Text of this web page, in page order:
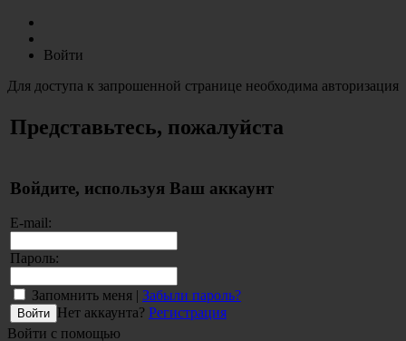
Войти
Для доступа к запрошенной странице необходима авторизация
Представьтесь, пожалуйста
Войдите, используя Ваш аккаунт
E-mail:
Пароль:
Запомнить меня | Забыли пароль?
Нет аккаунта? Регистрация
Войти с помощью